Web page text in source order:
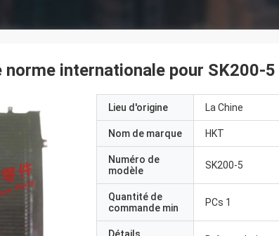
internationale pour SK200-5
Lieu d'origine La Chine
Nom de marque HKT
Numéro de
modèle
SK200-5
Quantité de
commande min
PCs 1